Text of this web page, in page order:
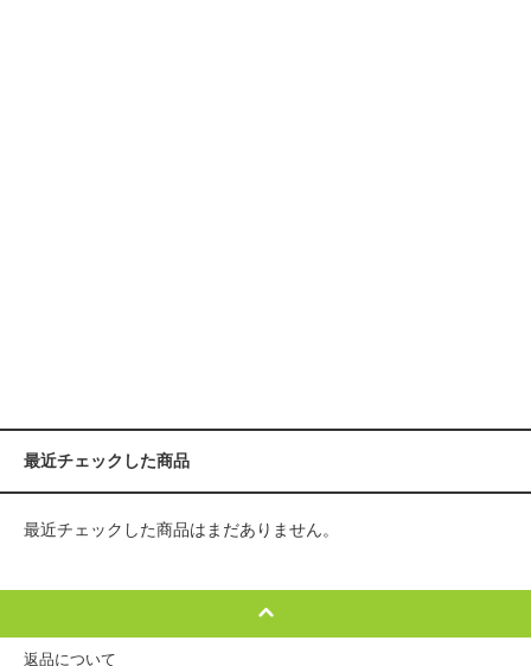
最近チェックした商品
最近チェックした商品はまだありません。
返品について